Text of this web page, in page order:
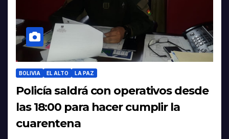
BOLIVIA EL ALTO LA PAZ
Policía saldrá con operativos desde
las 18:00 para hacer cumplir la
cuarentena